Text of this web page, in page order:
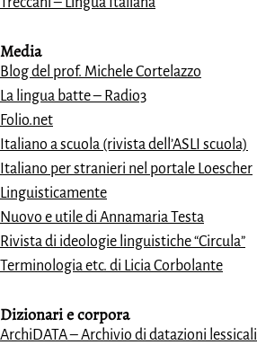
Media
Blog del prof. Michele Cortelazzo
La lingua batte – Radio3
Folio.net
Italiano a scuola (rivista dell’ASLI scuola)
Italiano per stranieri nel portale Loescher
Linguisticamente
Nuovo e utile di Annamaria Testa
Rivista di ideologie linguistiche “Circula”
Terminologia etc. di Licia Corbolante
Dizionari ecorpora
ArchiDATA – Archivio di datazioni lessicali